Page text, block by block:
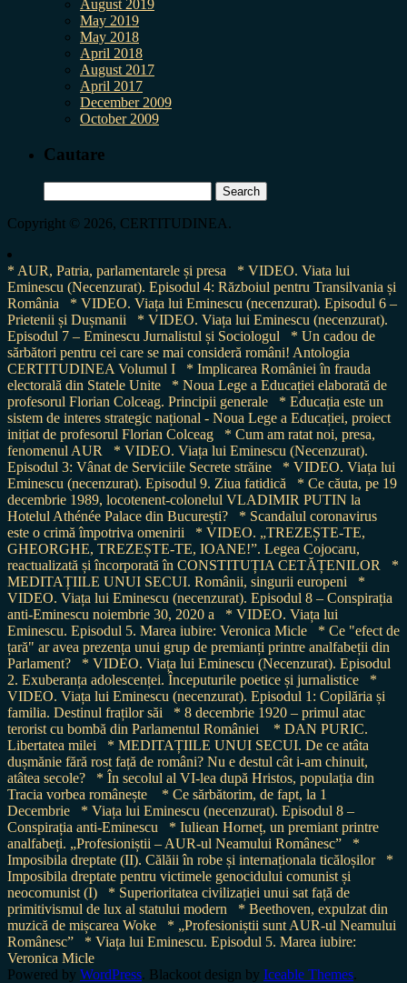
August 2019
May 2019
May 2018
April 2018
August 2017
April 2017
December 2009
October 2009
Cautare
for:
Copyright © 2026, CERTITUDINEA.
* AUR, Patria, parlamentarele și presa
* VIDEO. Viata lui
Eminescu (Necenzurat). Episodul 4: Războiul pentru Transilvania și
România
* VIDEO. Viața lui Eminescu (necenzurat). Episodul 6 –
Prietenii și Dușmanii
* VIDEO. Viața lui Eminescu (necenzurat).
Episodul 7 – Eminescu Jurnalistul și Sociologul
* Un cadou de
sărbători pentru cei care se mai consideră români! Antologia
CERTITUDINEA Volumul I
* Implicarea României în frauda
electorală din Statele Unite
* Noua Lege a Educației elaborată de
profesorul Florian Colceag. Principii generale
* Educația este un
sistem de interes strategic național - Noua Lege a Educației, proiect
inițiat de profesorul Florian Colceag
* Cum am ratat noi, presa,
fenomenul AUR
* VIDEO. Viața lui Eminescu (Necenzurat).
Episodul 3: Vânat de Serviciile Secrete străine
* VIDEO. Viața lui
Eminescu (necenzurat). Episodul 9. Ziua fatidică
* Ce căuta, pe 19
decembrie 1989, locotenent-colonelul VLADIMIR PUTIN la
Hotelul Athénée Palace din București?
* Scandalul coronavirus
este o crimă împotriva omenirii
* VIDEO. „TREZEȘTE-TE,
GHEORGHE, TREZEȘTE-TE, IOANE!”. Legea Cojocaru,
reactualizată și încorporată în CONSTITUȚIA CETĂȚENILOR
*
MEDITAȚIILE UNUI SECUI. Românii, singurii europeni
*
VIDEO. Viața lui Eminescu (necenzurat). Episodul 8 – Conspirația
anti-Eminescu noiembrie 30, 2020 a
* VIDEO. Viața lui
Eminescu. Episodul 5. Marea iubire: Veronica Micle
* Ce "efect de
țară" ar avea prezența unui grup de premianți printre analfabeții din
Parlament?
* VIDEO. Viața lui Eminescu (Necenzurat). Episodul
2. Exuberanța adolescenței. Începuturile poetice și jurnalistice
*
VIDEO. Viața lui Eminescu (necenzurat). Episodul 1: Copilăria și
familia. Destinul fraților săi
* 8 decembrie 1920 – primul atac
terorist cu bombă din Parlamentul României
* DAN PURIC.
Libertatea milei
* MEDITAȚIILE UNUI SECUI. De ce atâta
dușmănie fără rost față de români? Nu e destul cât i-am chinuit,
atâtea secole?
* În secolul al VI-lea după Hristos, populația din
Tracia vorbea românește
* Ce sărbătorim, de fapt, la 1
Decembrie
* Viața lui Eminescu (necenzurat). Episodul 8 –
Conspirația anti-Eminescu
* Iuliean Horneț, un premiant printre
analfabeți. „Profesioniștii – AUR-ul Neamului Românesc”
*
Imposibila dreptate (II). Călăii în robe și internaționala ticăloșilor
*
Imposibila dreptate pentru victimele genocidului comunist și
neocomunist (I)
* Superioritatea civilizației unui sat față de
primitivismul de lux al statului modern
* Beethoven, expulzat din
muzică de mișcarea Woke
* „Profesioniștii sunt AUR-ul Neamului
Românesc”
* Viața lui Eminescu. Episodul 5. Marea iubire:
Veronica Micle
Powered by WordPress. Blackoot design by Iceable Themes.